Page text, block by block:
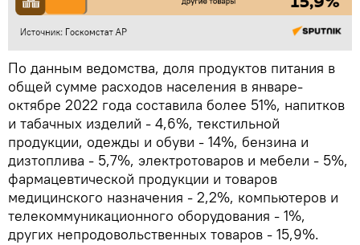
По данным ведомства, доля продуктов питания в
общей сумме расходов населения в январе-
октябре 2022 года составила более 51%, напитков
и табачных изделий - 4,6%, текстильной
продукции, одежды и обуви - 14%, бензина и
дизтоплива - 5,7%, электротоваров и мебели - 5%,
фармацевтической продукции и товаров
медицинского назначения - 2,2%, компьютеров и
телекоммуникационного оборудования - 1%,
других непродовольственных товаров - 15,9%.